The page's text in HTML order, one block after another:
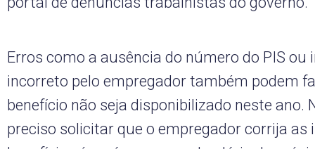
Erros como a ausência do número do PIS ou
incorreto pelo empregador também podem
benefício não seja disponibilizado neste ano.
preciso solicitar que o empregador corrija as